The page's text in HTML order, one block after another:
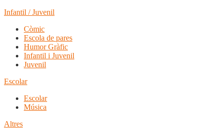
Infantil / Juvenil
Còmic
Escola de pares
Humor Gràfic
Infantil i Juvenil
Juvenil
Escolar
Escolar
Música
Altres